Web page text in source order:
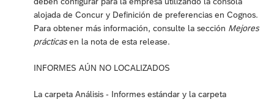
alojada de Concur y Definición de preferencias en Cognos.
Para obtener más información, consulte la sección Mejores
prácticasen la nota de esta release.
INFORMES AÚN NO LOCALIZADOS
La carpeta Análisis - Informes estándar y la carpeta